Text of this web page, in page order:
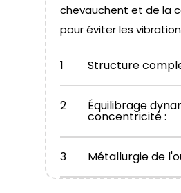
chevauchent et de la
pour éviter les
1 Structure
2 Équilibrage
concentricité :
3 Métallurgie de